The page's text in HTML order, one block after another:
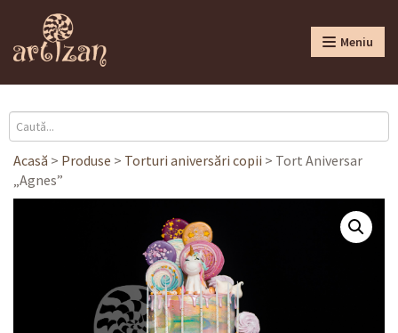
Meniu
Acasă > Produse > Torturi aniversări copii > Tort Aniversar
„Agnes”